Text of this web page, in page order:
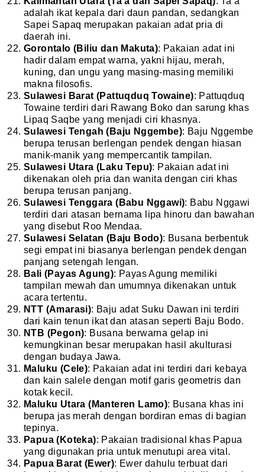
adalah ikat kepala dari daun pandan, sedangkan
Sapei Sapaq merupakan pakaian adat pria di
daerah ini.
Gorontalo (Biliu dan Makuta): Pakaian adat ini
hadir dalam empat warna, yakni hijau, merah,
kuning, dan ungu yang masing-masing memiliki
makna filosofis.
Sulawesi Barat (Pattuqduq Towaine): Pattuqduq
Towaine terdiri dari Rawang Boko dan sarung khas
Lipaq Saqbe yang menjadi ciri khasnya.
Sulawesi Tengah (Baju Nggembe): Baju Nggembe
berupa terusan berlengan pendek dengan hiasan
manik-manik yang mempercantik tampilan.
Sulawesi Utara (Laku Tepu): Pakaian adat ini
dikenakan oleh pria dan wanita dengan ciri khas
berupa terusan panjang.
Sulawesi Tenggara (Babu Nggawi): Babu Nggawi
terdiri dari atasan bernama lipa hinoru dan bawahan
yang disebut Roo Mendaa.
Sulawesi Selatan (Baju Bodo): Busana berbentuk
segi empat ini biasanya berlengan pendek dengan
panjang setengah lengan.
Bali (Payas Agung): Payas Agung memiliki
tampilan mewah dan umumnya dikenakan untuk
acara tertentu.
NTT (Amarasi): Baju adat Suku Dawan ini terdiri
dari kain tenun ikat dan atasan seperti Baju Bodo.
NTB (Pegon): Busana berwarna gelap ini
kemungkinan besar merupakan hasil akulturasi
dengan budaya Jawa.
Maluku (Cele): Pakaian adat ini terdiri dari kebaya
dan kain salele dengan motif garis geometris dan
kotak kecil.
Maluku Utara (Manteren Lamo): Busana khas ini
berupa jas merah dengan bordiran emas di bagian
tepinya.
Papua (Koteka): Pakaian tradisional khas Papua
yang digunakan pria untuk menutupi area vital.
Papua Barat (Ewer): Ewer dahulu terbuat dari